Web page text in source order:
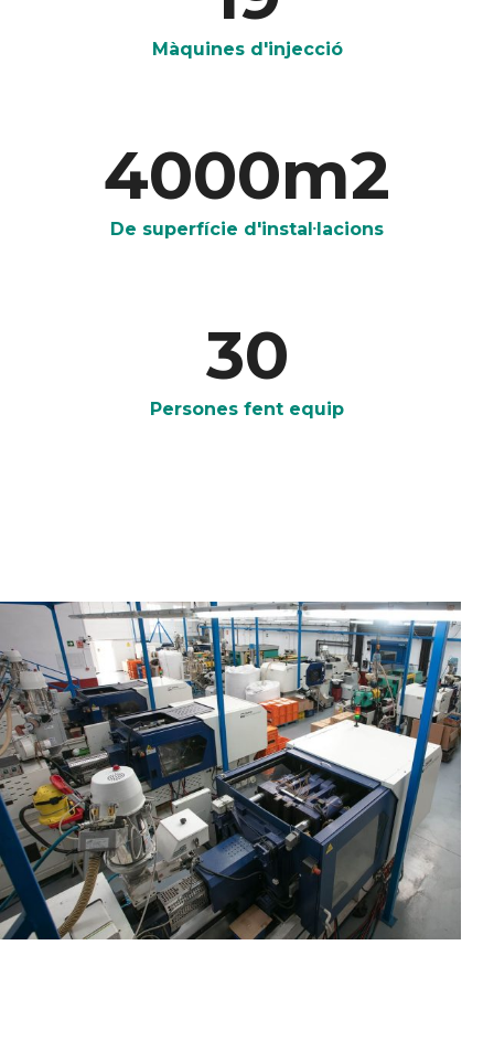
Màquines d'injecció
4000m2
De superfície d'instal·lacions
30
Persones fent equip